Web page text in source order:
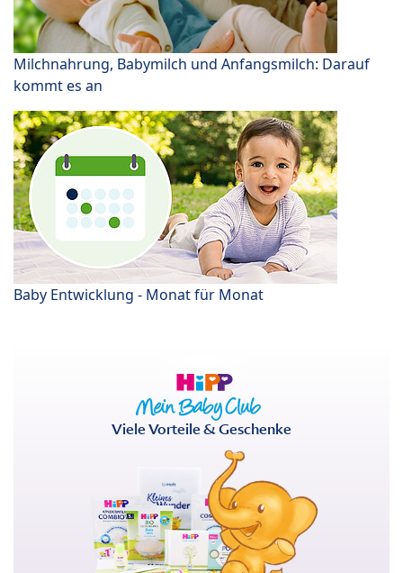
Milchnahrung, Babymilch und Anfangsmilch: Darauf
kommt es an
Baby Entwicklung - Monat für Monat
Viele Vorteile & Geschenke